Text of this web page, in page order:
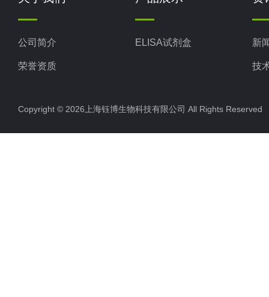
公司简介
荣誉资质
ELISA试剂盒 新
技
Copyright © 2026上海钰博生物科技有限公司 All Rights